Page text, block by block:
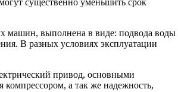
машин, выполнена в виде: подвода воды
В разных условиях эксплуатации
привод, основными
компрессором, а так же надежность,